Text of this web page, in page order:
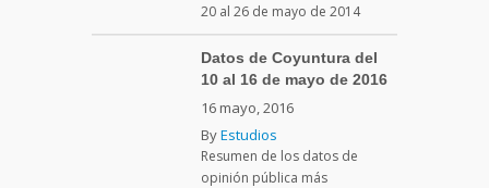
20 al 26 de mayo de 2014
Datos de Coyuntura del
10 al 16 de mayo de 2016
16 mayo, 2016
ByEstudios
Resumen de los datos de
opinión pública más